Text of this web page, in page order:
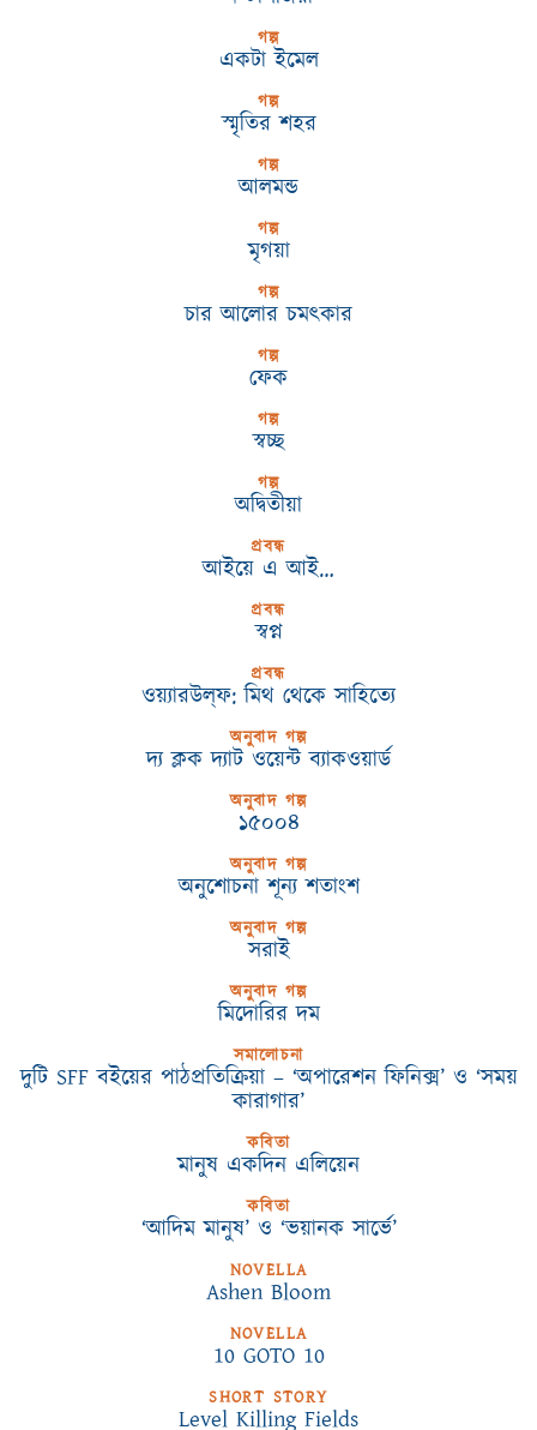
গল্প
একটা ইমেল
গল্প
স্মৃতির শহর
গল্প
আলমন্ড
গল্প
মৃগয়া
গল্প
চার আলোর চমৎকার
গল্প
ফেক
গল্প
স্বচ্ছ
গল্প
অদ্বিতীয়া
প্রবন্ধ
আইয়ে এ আই…
প্রবন্ধ
স্বপ্ন
প্রবন্ধ
ওয়্যারউল্‌ফ: মিথ থেকে সাহিত্যে
অনুবাদ গল্প
দ্য ক্লক দ্যাট ওয়েন্ট ব্যাকওয়ার্ড
অনুবাদ গল্প
১৫০০৪
অনুবাদ গল্প
অনুশোচনা শূন্য শতাংশ
অনুবাদ গল্প
সরাই
অনুবাদ গল্প
মিদোরির দম
সমালোচনা
দুটি SFF বইয়ের পাঠপ্রতিক্রিয়া – ‘অপারেশন ফিনিক্স’ ও ‘সময়
কারাগার’
কবিতা
মানুষ একদিন এলিয়েন
কবিতা
‘আদিম মানুষ’ ও ‘ভয়ানক সার্ভে’
NOVELLA
Ashen Bloom
NOVELLA
10 GOTO 10
SHORT STORY
Level Killing Fields